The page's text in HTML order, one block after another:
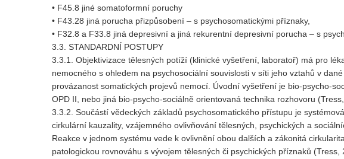
• F45.8 jiné somatoformní poruchy
• F43.28 jiná porucha přizpůsobení – s psychosomatickými příznaky,
• F32.8 a F33.8 jiná depresivní a jiná rekurentní depresivní porucha – s
3.3. STANDARDNÍ POSTUPY
3.3.1. Objektivizace tělesných potíží (klinické vyšetření, laboratoř) má pro
nemocného s ohledem na psychosociální souvislosti v síti jeho vztahů v
provázanost somatických projevů nemocí. Úvodní vyšetření je bio-psycho-
OPD II, nebo jiná bio-psycho-sociálně orientovaná technika rozhovoru (Tress,
3.3.2. Součástí vědeckých základů psychosomatického přístupu je
cirkulární kauzality, vzájemného ovlivňování tělesných, psychických a
Reakce v jednom systému vede k ovlivnění obou dalších a zákonitá
patologickou rovnováhu s vývojem tělesných či psychických příznaků (Tress,